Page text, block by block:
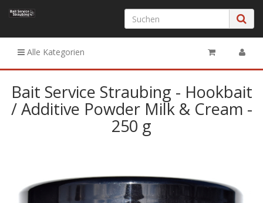
Alle Kategorien
Bait Service Straubing - Hookbait
/ Additive Powder Milk & Cream -
250 g